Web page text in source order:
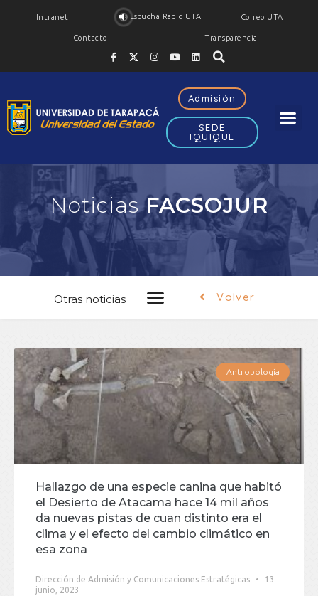
Intranet Escucha Radio UTA Correo UTA
Contacto Transparencia
Admisión
SEDE
IQUIQUE
NoticiasFACSOJUR
Otras noticias Volver
Antropología
Hallazgo de una especie canina que habitó
el Desierto de Atacama hace 14 mil años
da nuevas pistas de cuan distinto era el
clima y el efecto del cambio climático en
esa zona
Dirección de Admisión y Comunicaciones Estratégicas
13
junio, 2023